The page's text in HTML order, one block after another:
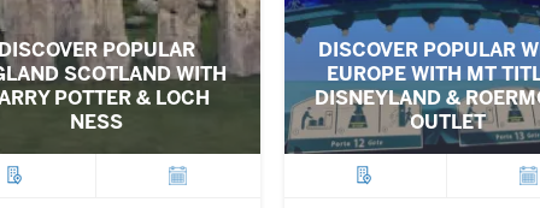
POPULAR
SCOTLAND WITH
POTTER & LOCH
NESS
DISCOVER POPULAR
EUROPE WITH MT
DISNEYLAND &
OUTLET